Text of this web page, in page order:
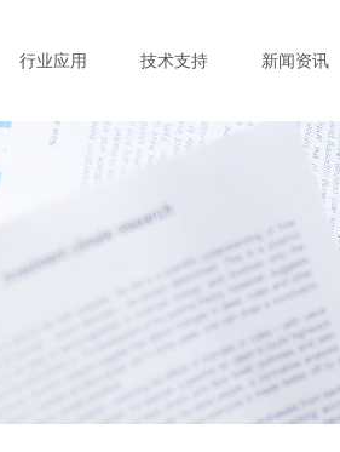
行业应用 技术支持 新闻资讯